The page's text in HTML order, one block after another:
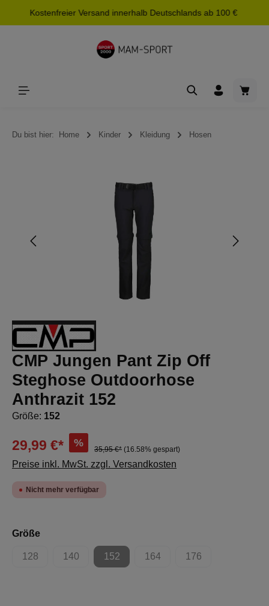
springen
Kostenfreier Versand innerhalb Deutschlands ab 100 €
Du bist hier: Home Kinder Kleidung Hosen
CMP Jungen Pant Zip Off
Steghose Outdoorhose
Anthrazit 152
Größe: 152
29,99 €* %
35,95 €* (16.58% gespart)
Preise inkl. MwSt. zzgl. Versandkosten
Nicht mehr verfügbar
Größeauswählen
128
(Diese Option ist zurzeit nicht verfügbar.)
140
(Diese Option ist zurzeit nicht verfügbar.)
152
(Diese Option ist zurzeit nicht verfügbar.)
164
(Diese Option ist zurzeit nicht
176
(Diese Option ist